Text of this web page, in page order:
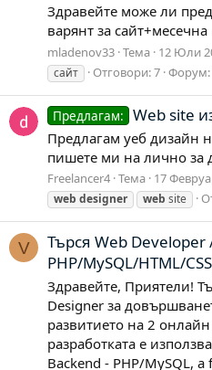
Здравейте може ли
варянт за
mladenov33 Тема 12 Юли
сайт
Отговори: 7 Форум:
Предлагам: Web site
Предлагам уеб дизайн
пишете ми на лично за
Freelancer4 Тема 17
web designer web site
V
Търся Web
PHP/MySQL/HTML/
Здравейте, Приятели!
Designer за
развитието на 2
разработката е
Backend - PHP/MySQL, а